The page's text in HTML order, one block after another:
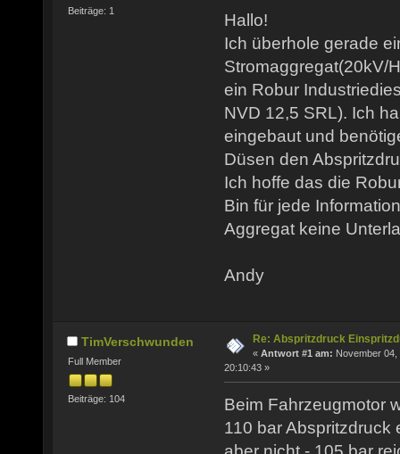
Beiträge: 1
Hallo!
Ich überhole gerade
Stromaggregat(20kV/
ein Robur
NVD 12,5 SRL). Ich
eingebaut und
Düsen den
Ich hoffe das die
Bin für jede
Aggregat keine
Andy
TimVerschwunden
Full Member
Beiträge: 104
Re: Abspritzdruck
« Antwort #1 am: November 04,
20:10:43 »
Beim Fahrzeugmotor
110 bar Abspritzdruck